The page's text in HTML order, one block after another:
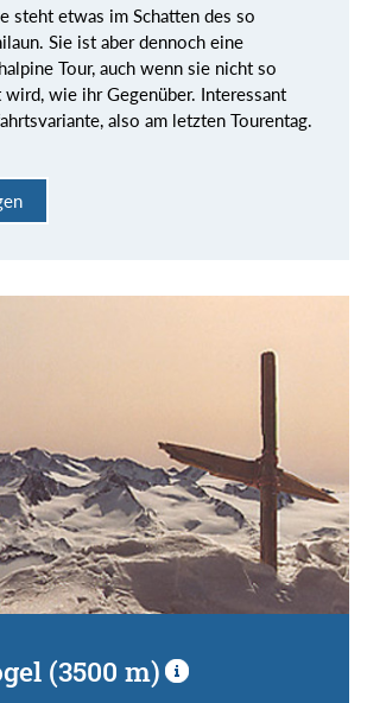
steht etwas im Schatten des so
Sie ist aber dennoch eine
Tour, auch wenn sie nicht so
wird, wie ihr Gegenüber. Interessant
also am letzten Tourentag.
(3500 m)